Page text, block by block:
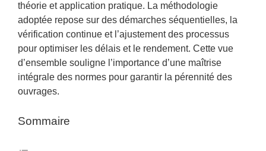
théorie et application pratique. La méthodologie
adoptée repose sur des démarches séquentielles, la
vérification continue et l’ajustement des processus
pour optimiser les délais et le rendement. Cette vue
d’ensemble souligne l’importance d’une maîtrise
intégrale des normes pour garantir la pérennité des
ouvrages.
Sommaire